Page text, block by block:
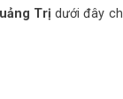
Trịdưới đây